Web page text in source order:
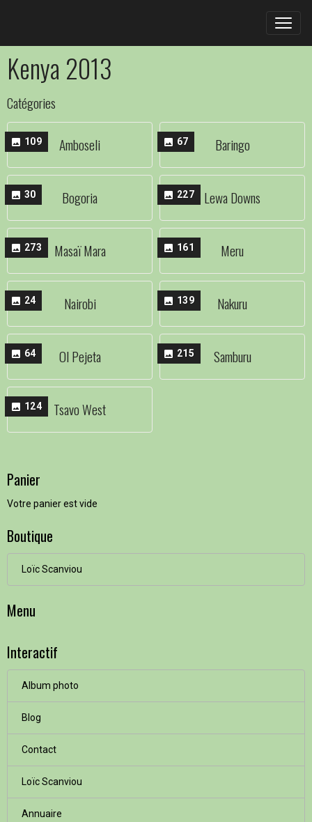
Kenya 2013
Catégories
109 Amboseli 67 Baringo
30 Bogoria 227 Lewa Downs
273 Masaï Mara 161 Meru
24 Nairobi 139 Nakuru
64 Ol Pejeta 215 Samburu
124 Tsavo West
Panier
Votre panier est vide
Boutique
Loïc Scanviou
Menu
Interactif
Album photo
Blog
Contact
Loïc Scanviou
Annuaire